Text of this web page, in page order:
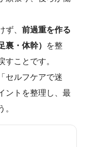
ず、 前過重を作る
裏・体幹）
を整
すことです。
セルフケアで迷
ントを整理し、最
。